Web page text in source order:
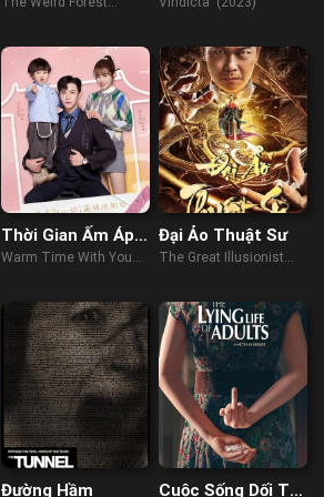
Thời Gian Ấm Áp
Bên Em
Warm Time With You
Đại Ảo Thuật Sư
The Great Illusionist
Đường Hầm
Cuộc Sống Dối Trá